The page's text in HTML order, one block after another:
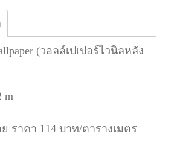
(วอลล์เปเปอร์ไวนิลหลัง
m
ราคา 114 บาท/ตารางเมตร